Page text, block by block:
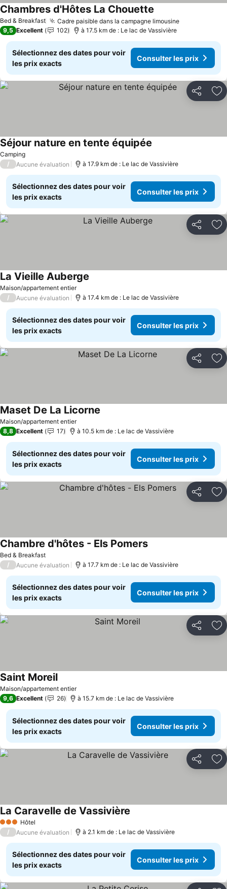
Bed & Breakfast Cadre paisible dans la campagne limousineConsulter
Chambres d'Hôtes La Chouette
9,5 Excellent 102 à 17.5 km de : Le lac de Vassivière
Sélectionnez des dates pour voir
les prix exacts
Consulter les prix
Partager
Camping
Séjour nature en tente équipée
/ Aucune évaluation à 17.9 km de : Le lac de Vassivière
Sélectionnez des dates pour voir
les prix exacts
Consulter les prix
Partager
Maison/appartement entier
La Vieille Auberge
/ Aucune évaluation à 17.4 km de : Le lac de Vassivière
Sélectionnez des dates pour voir
les prix exacts
Consulter les prix
Partager
Maison/appartement entier
Maset De La Licorne
8,8 Excellent 17 à 10.5 km de : Le lac de Vassivière
Sélectionnez des dates pour voir
les prix exacts
Consulter les prix
Partager
Bed & Breakfast
Chambre d'hôtes - Els PomersConsulter les prix
/ Aucune évaluation à 17.7 km de : Le lac de Vassivière
Sélectionnez des dates pour voir
les prix exacts
Consulter les prix
Partager
Maison/appartement entier
Saint MoreilConsulter les prix
9,6 Excellent 26 à 15.7 km de : Le lac de Vassivière
Sélectionnez des dates pour voir
les prix exacts
Consulter les prix
Partager
3 ÉtoilesHôtel
La Caravelle de Vassivière
/ Aucune évaluation à 2.1 km de : Le lac de Vassivière
Sélectionnez des dates pour voir
les prix exacts
Consulter les prix